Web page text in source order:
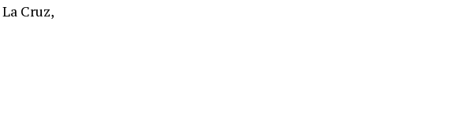
Cruz,